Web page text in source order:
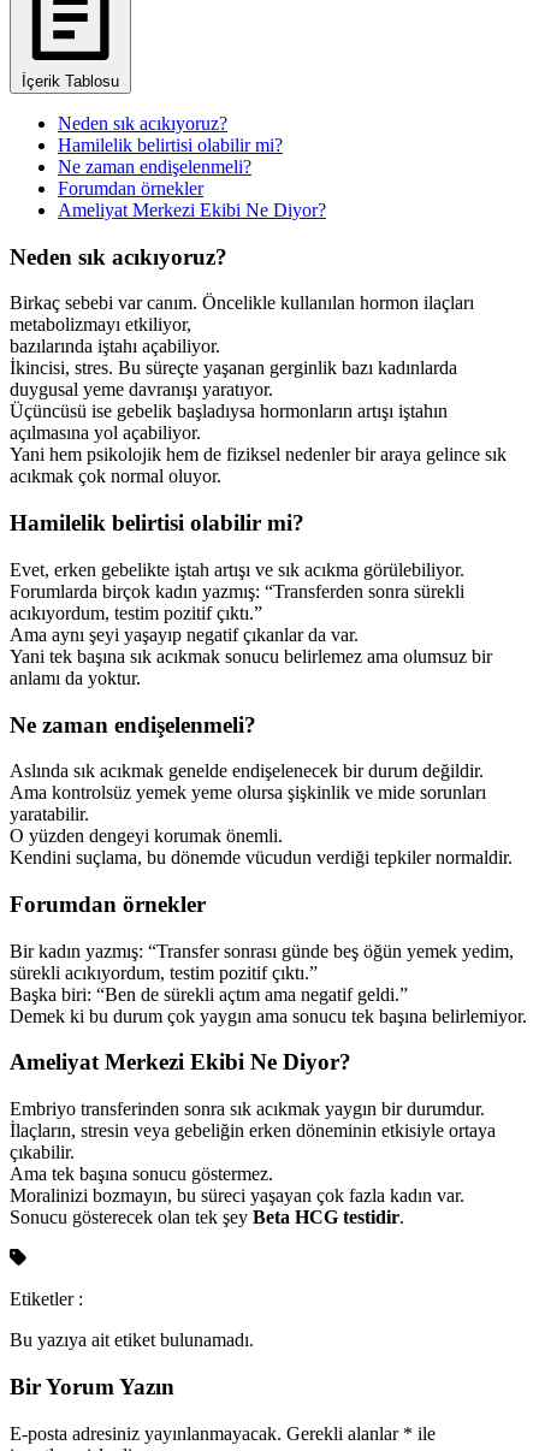
İçerik Tablosu
Neden sık acıkıyoruz?
Hamilelik belirtisi olabilir mi?
Ne zaman endişelenmeli?
Forumdan örnekler
Ameliyat Merkezi Ekibi Ne Diyor?
Neden sık acıkıyoruz?
Birkaç sebebi var canım. Öncelikle kullanılan hormon ilaçları
metabolizmayı etkiliyor,
bazılarında iştahı açabiliyor.
İkincisi, stres. Bu süreçte yaşanan gerginlik bazı kadınlarda
duygusal yeme davranışı yaratıyor.
Üçüncüsü ise gebelik başladıysa hormonların artışı iştahın
açılmasına yol açabiliyor.
Yani hem psikolojik hem de fiziksel nedenler bir araya gelince sık
acıkmak çok normal oluyor.
Hamilelik belirtisi olabilir mi?
Evet, erken gebelikte iştah artışı ve sık acıkma görülebiliyor.
Forumlarda birçok kadın yazmış: “Transferden sonra sürekli
acıkıyordum, testim pozitif çıktı.”
Ama aynı şeyi yaşayıp negatif çıkanlar da var.
Yani tek başına sık acıkmak sonucu belirlemez ama olumsuz bir
anlamı da yoktur.
Ne zaman endişelenmeli?
Aslında sık acıkmak genelde endişelenecek bir durum değildir.
Ama kontrolsüz yemek yeme olursa şişkinlik ve mide sorunları
yaratabilir.
O yüzden dengeyi korumak önemli.
Kendini suçlama, bu dönemde vücudun verdiği tepkiler normaldir.
Forumdan örnekler
Bir kadın yazmış: “Transfer sonrası günde beş öğün yemek yedim,
sürekli acıkıyordum, testim pozitif çıktı.”
Başka biri: “Ben de sürekli açtım ama negatif geldi.”
Demek ki bu durum çok yaygın ama sonucu tek başına belirlemiyor.
Ameliyat Merkezi Ekibi Ne Diyor?
Embriyo transferinden sonra sık acıkmak yaygın bir durumdur.
İlaçların, stresin veya gebeliğin erken döneminin etkisiyle ortaya
çıkabilir.
Ama tek başına sonucu göstermez.
Moralinizi bozmayın, bu süreci yaşayan çok fazla kadın var.
Sonucu gösterecek olan tek şey Beta HCG testidir.
Etiketler :
Bu yazıya ait etiket bulunamadı.
Bir Yorum Yazın
E-posta adresiniz yayınlanmayacak. Gerekli alanlar * ile